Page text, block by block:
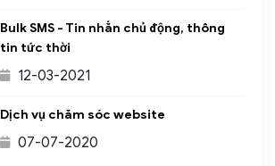
Bulk SMS - Tin nhắn chủ động, thông
tin tức thời
12-03-2021
Dịch vụ chăm sóc website
07-07-2020